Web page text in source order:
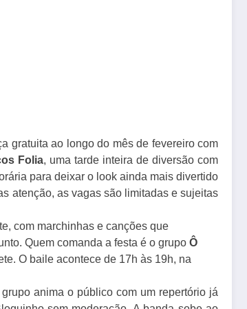
gratuita ao longo do mês de fevereiro com
Folia, uma tarde inteira de diversão com
para deixar o look ainda mais divertido
atenção, as vagas são limitadas e sujeitas
com marchinhas e canções que
Quem comanda a festa é o grupo Ô
O baile acontece de 17h às 19h, na
anima o público com um repertório já